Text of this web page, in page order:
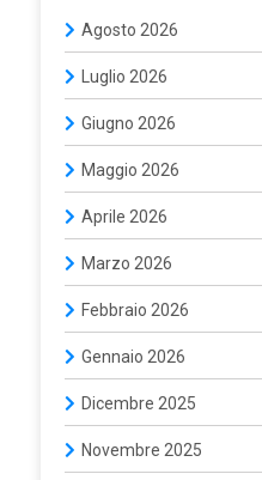
Agosto 2026
Luglio 2026
Giugno 2026
Maggio 2026
Aprile 2026
Marzo 2026
Febbraio 2026
Gennaio 2026
Dicembre 2025
Novembre 2025